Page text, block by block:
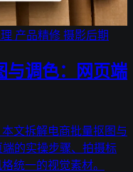
产品精修 摄影后期
与调色：网页端
文拆解电商批量抠图与
的实操步骤、拍摄标
统一的视觉素材。